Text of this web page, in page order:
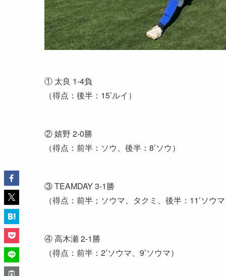
① 太良 1-4負
（得点：後半：15’ルイ）
② 嬉野 2-0勝
（得点：前半：ソウ、後半：8’ソウ）
③ TEAMDAY 3-1勝
（得点：前半；ソウマ、タクミ、後半：11’ソウ
④ 高木瀬 2-1勝
（得点：前半：2’ソウマ、9’ソウマ）